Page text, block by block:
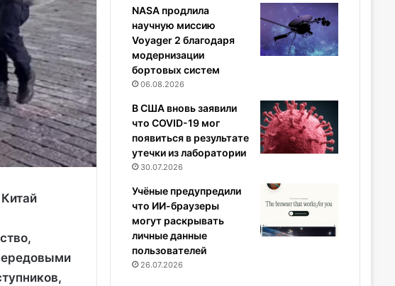
NASA продлила
научную миссию
Voyager 2 благодаря
модернизации
бортовых систем
06.08.2026
В США вновь заявили
что COVID-19 мог
появиться в результате
утечки из лаборатории
30.07.2026
Учёные предупредили
что ИИ-браузеры
могут раскрывать
личные данные
пользователей
26.07.2026